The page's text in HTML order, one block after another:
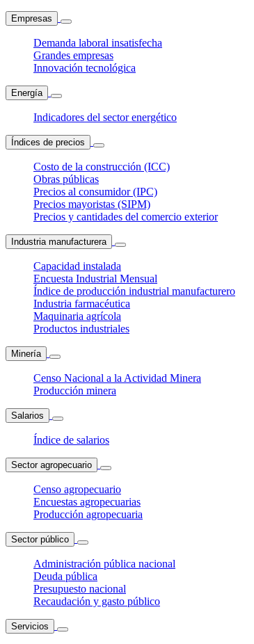
Empresas
Demanda laboral insatisfecha
Grandes empresas
Innovación tecnológica
Energía
Indicadores del sector energético
Índices de precios
Costo de la construcción (ICC)
Obras públicas
Precios al consumidor (IPC)
Precios mayoristas (SIPM)
Precios y cantidades del comercio exterior
Industria manufacturera
Capacidad instalada
Encuesta Industrial Mensual
Índice de producción industrial manufacturero
Industria farmacéutica
Maquinaria agrícola
Productos industriales
Minería
Censo Nacional a la Actividad Minera
Producción minera
Salarios
Índice de salarios
Sector agropecuario
Censo agropecuario
Encuestas agropecuarias
Producción agropecuaria
Sector público
Administración pública nacional
Deuda pública
Presupuesto nacional
Recaudación y gasto público
Servicios